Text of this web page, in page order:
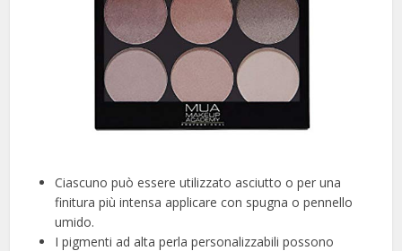
Ciascuno può essere utilizzato asciutto o per una
finitura più intensa applicare con spugna o pennello
umido.
I pigmenti ad alta perla personalizzabili possono